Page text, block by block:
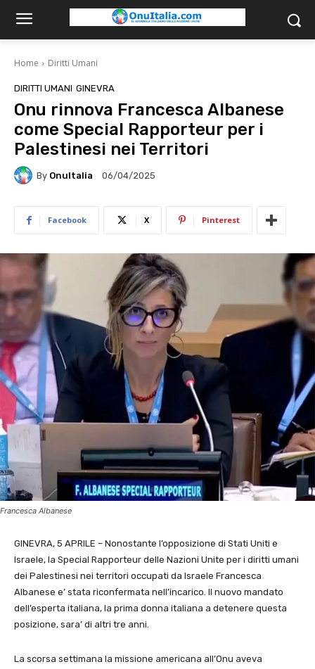
Home Diritti Umani
DIRITTI UMANI GINEVRA
Onu rinnova Francesca Albanese
come Special Rapporteur per i
Palestinesi nei Territori
By OnuItalia 06/04/2025
Facebook X Pinterest
Francesca Albanese
GINEVRA, 5 APRILE – Nonostante l’opposizione di Stati Uniti e
Israele, la Special Rapporteur delle Nazioni Unite per i diritti umani
dei Palestinesi nei territori occupati da Israele Francesca
Albanese e’ stata riconfermata nell’incarico. Il nuovo mandato
dell’esperta italiana, la prima donna italiana a detenere questa
posizione, sara’ di altri tre anni.
La scorsa settimana la missione americana all’Onu aveva